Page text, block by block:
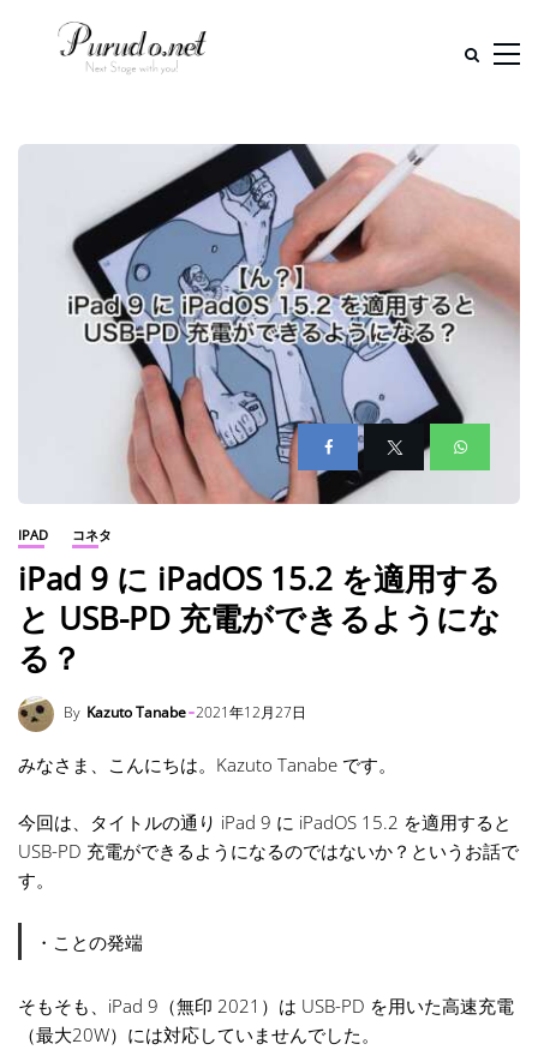
IPAD コネタ
iPad 9 に iPadOS 15.2 を適用する
と USB-PD 充電ができるようにな
る？
By Kazuto Tanabe 2021年12月27日
みなさま、こんにちは。Kazuto Tanabe です。
今回は、タイトルの通り iPad 9 に iPadOS 15.2 を適用すると
USB-PD 充電ができるようになるのではないか？というお話で
す。
・ことの発端
そもそも、iPad 9（無印 2021）は USB-PD を用いた高速充電
（最大20W）には対応していませんでした。